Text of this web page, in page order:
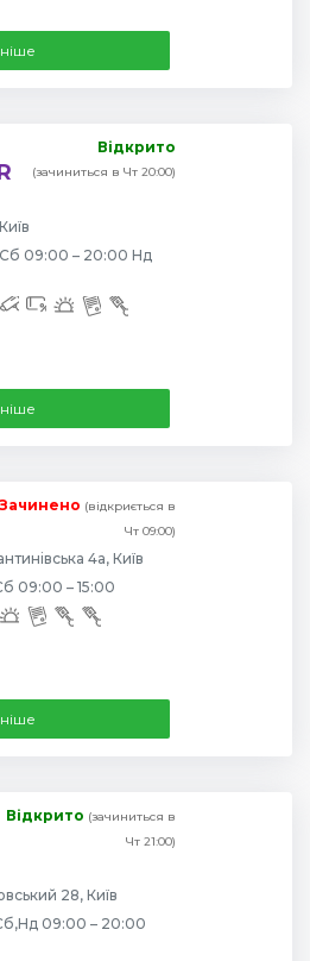
Відкрито
(зачиниться в Чт 20:00)
09:00 – 20:00 Нд
Зачинено (відкриється в
Чт 09:00)
4а, Київ
09:00 – 15:00
Відкрито (зачиниться в
Чт 21:00)
28, Київ
09:00 – 20:00